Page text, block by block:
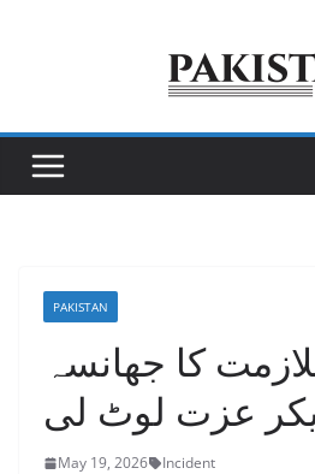
PAKISTAN
کا جھانسہ
عزت لوٹ لی
May 19, 2026 Incident